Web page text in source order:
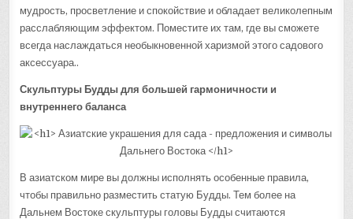
мудрость, просветление и спокойствие и обладает великолепным
расслабляющим эффектом. Поместите их там, где вы сможете
всегда наслаждаться необыкновенной харизмой этого садового
аксессуара..
Скульптуры Будды для большей гармоничности и
внутреннего баланса
В азиатском мире вы должны исполнять особенные правила,
чтобы правильно разместить статую Будды. Тем более на
Дальнем Востоке скульптуры головы Будды считаются